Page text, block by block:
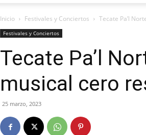
Inicio Festivales y Conciertos Tecate Pa’l
Festivales y Conciertos
Tecate Pa’l
musical cero
25 marzo, 2023